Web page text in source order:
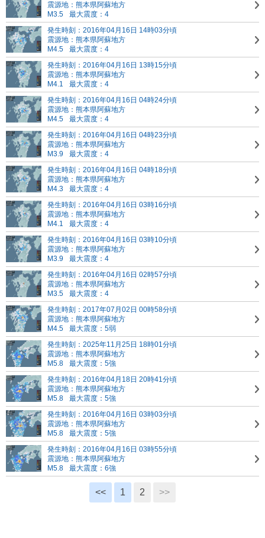
震源地：熊本県阿蘇地方
M3.5
最大震度：4
発生時刻：2016年04月16日 14時03分頃
震源地：熊本県阿蘇地方
M4.5
最大震度：4
発生時刻：2016年04月16日 13時15分頃
震源地：熊本県阿蘇地方
M4.1
最大震度：4
発生時刻：2016年04月16日 04時24分頃
震源地：熊本県阿蘇地方
M4.5
最大震度：4
発生時刻：2016年04月16日 04時23分頃
震源地：熊本県阿蘇地方
M3.9
最大震度：4
発生時刻：2016年04月16日 04時18分頃
震源地：熊本県阿蘇地方
M4.3
最大震度：4
発生時刻：2016年04月16日 03時16分頃
震源地：熊本県阿蘇地方
M4.1
最大震度：4
発生時刻：2016年04月16日 03時10分頃
震源地：熊本県阿蘇地方
M3.9
最大震度：4
発生時刻：2016年04月16日 02時57分頃
震源地：熊本県阿蘇地方
M3.5
最大震度：4
発生時刻：2017年07月02日 00時58分頃
震源地：熊本県阿蘇地方
M4.5
最大震度：5弱
発生時刻：2025年11月25日 18時01分頃
震源地：熊本県阿蘇地方
M5.8
最大震度：5強
発生時刻：2016年04月18日 20時41分頃
震源地：熊本県阿蘇地方
M5.8
最大震度：5強
発生時刻：2016年04月16日 03時03分頃
震源地：熊本県阿蘇地方
M5.8
最大震度：5強
発生時刻：2016年04月16日 03時55分頃
震源地：熊本県阿蘇地方
M5.8
最大震度：6強
<< 1 2 >>